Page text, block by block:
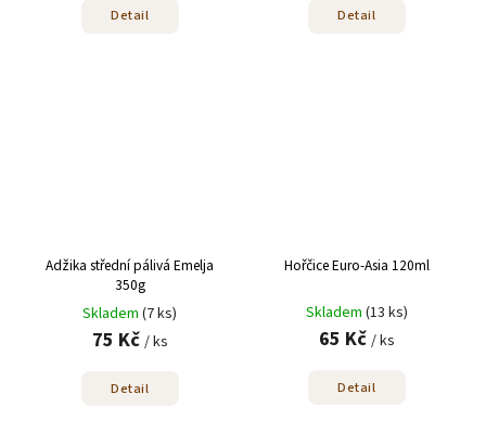
Detail Detail
Adžika střední pálivá Emelja
350g
Skladem (7 ks)
75 Kč / ks
Detail
Hořčice Euro-Asia 120ml
Skladem (13 ks)
65 Kč / ks
Detail